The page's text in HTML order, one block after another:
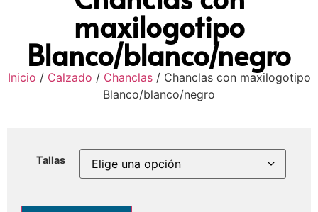
maxilogotipo
Blanco/blanco/negro
Inicio / Calzado / Chanclas/ Chanclas con maxilogotipo
Blanco/blanco/negro
Tallas